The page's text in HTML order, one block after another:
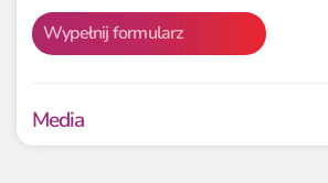
Wypełnij formularz
Media